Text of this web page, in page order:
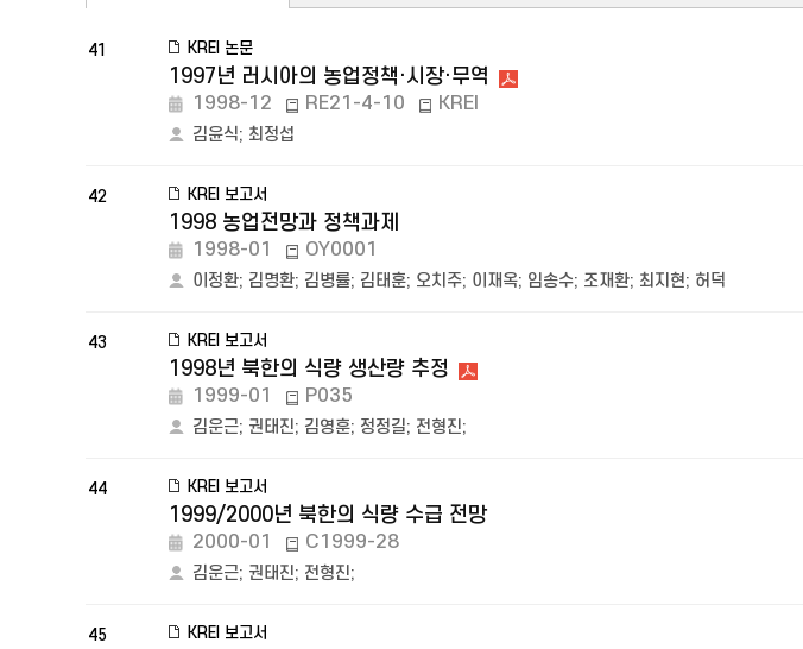
41 KREI 논문
1997년 러시아의 농업정책·시장·무역
1998-12 RE21-4-10 KREI
김윤식; 최정섭
42 KREI 보고서
1998 농업전망과 정책과제
1998-01 OY0001
이정환; 김명환; 김병률; 김태훈; 오치주; 이재옥; 임송수; 조재환; 최지현; 허덕
43 KREI 보고서
1998년 북한의 식량 생산량 추정
1999-01 P035
김운근; 권태진; 김영훈; 정정길; 전형진;
44 KREI 보고서
1999/2000년 북한의 식량 수급 전망
2000-01 C1999-28
김운근; 권태진; 전형진;
45 KREI 보고서